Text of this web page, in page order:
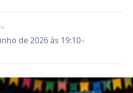
•
de 2026 às 19:10•